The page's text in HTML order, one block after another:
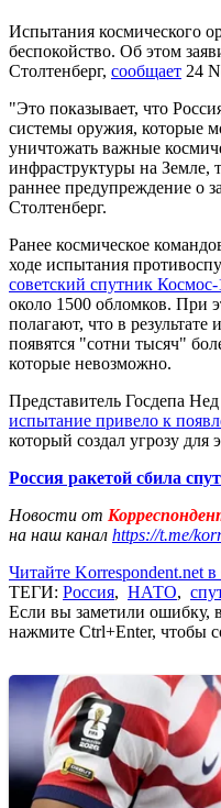
Испытания космического
беспокойство. Об этом
Столтенберг, сообщает 24
"Это показывает, что
системы оружия, которые
уничтожать важные
инфраструктуры на Земле,
раннее предупреждение о
Столтенберг.
Ранее космическое
ходе испытания
советский спутник
около 1500 обломков. При
полагают, что в
появятся "сотни тысяч"
которые невозможно.
Представитель Госдепа
испытание привело к
который создал угрозу
Россия ракетой сбила
Новости от
на наш канал https://t.me/
Читайте Korrespondent.net
ТЕГИ: Россия, НАТО,
Если вы заметили ошибку,
нажмите Ctrl+Enter, чтобы